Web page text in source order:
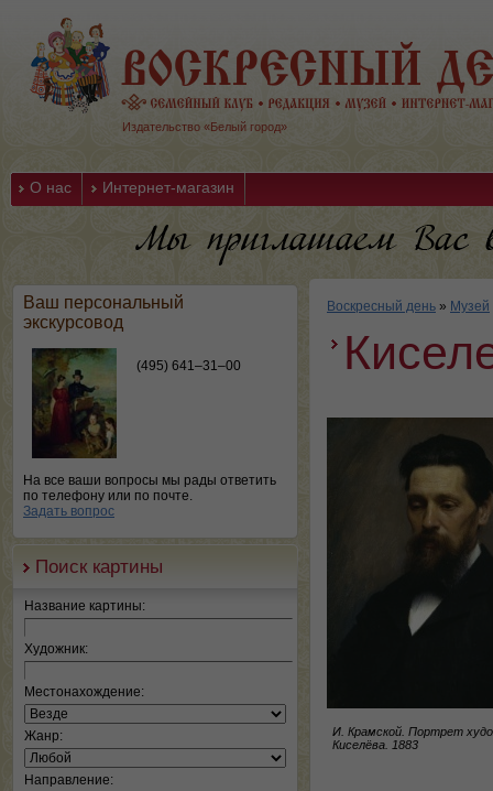
Издательство «Белый город»
О нас Интернет-магазин
Ваш персональный
экскурсовод
(495) 641–31–00
На все ваши вопросы мы рады ответить
по телефону или по почте.
Задать вопрос
Поиск картины
Название картины:
Художник:
Местонахождение:
Жанр:
Направление:
Воскресный день » Музей
И. Крамской. Портрет
Киселёва. 1883